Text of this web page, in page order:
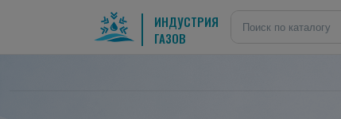
ИНДУСТРИЯ
ГАЗОВ